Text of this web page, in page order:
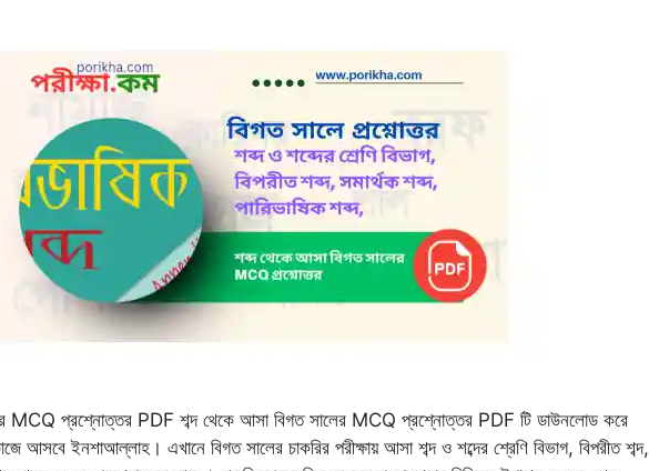
MCQ প্রশ্নোত্তর PDF শব্দ থেকে আসা বিগত সালের MCQ প্রশ্নোত্তর PDF টি ডাউনলোড করে
আসবে ইনশাআল্লাহ। এখানে বিগত সালের চাকরির পরীক্ষায় আসা শব্দ ও শব্দের শ্রেণি বিভাগ, বিপরীত শব্দ,